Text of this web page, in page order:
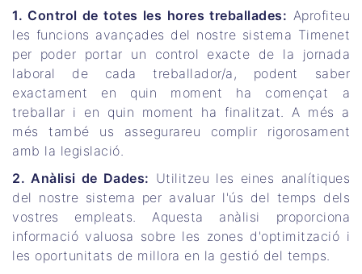
1. Control de totes les hores treballades: Aprofiteu
les funcions avançades del nostre sistema Timenet
per poder portar un control exacte de la jornada
laboral de cada treballador/a, podent saber
exactament en quin moment ha començat a
treballar i en quin moment ha finalitzat. A més a
més també us assegurareu complir rigorosament
amb la legislació.
2. Anàlisi de Dades: Utilitzeu les eines analítiques
del nostre sistema per avaluar l'ús del temps dels
vostres empleats. Aquesta anàlisi proporciona
informació valuosa sobre les zones d'optimització i
les oportunitats de millora en la gestió del temps.